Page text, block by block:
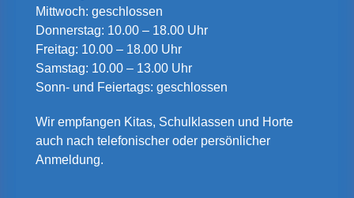
Mittwoch: geschlossen
Donnerstag: 10.00 – 18.00 Uhr
Freitag: 10.00 – 18.00 Uhr
Samstag: 10.00 – 13.00 Uhr
Sonn- und Feiertags: geschlossen
Wir empfangen Kitas, Schulklassen und Horte
auch nach telefonischer oder persönlicher
Anmeldung.